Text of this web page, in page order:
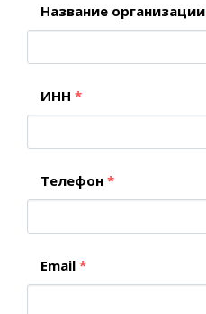
Название организации
ИНН *
Телефон *
Email *